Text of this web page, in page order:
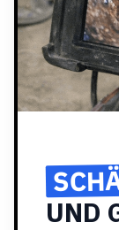
UND